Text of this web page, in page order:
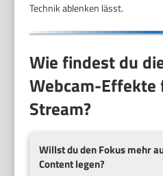
Technik ablenken lässt.
Wie findest du
Webcam-Effekte
Stream?
Willst du den Fokus mehr
Content legen?